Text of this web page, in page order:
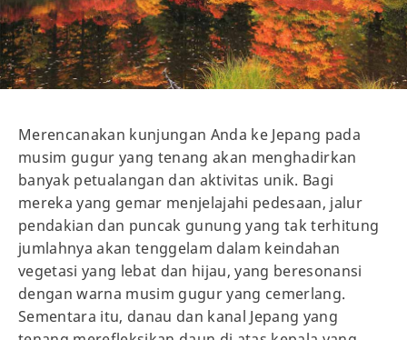
Merencanakan kunjungan Anda ke Jepang pada
musim gugur yang tenang akan menghadirkan
banyak petualangan dan aktivitas unik. Bagi
mereka yang gemar menjelajahi pedesaan, jalur
pendakian dan puncak gunung yang tak terhitung
jumlahnya akan tenggelam dalam keindahan
vegetasi yang lebat dan hijau, yang beresonansi
dengan warna musim gugur yang cemerlang.
Sementara itu, danau dan kanal Jepang yang